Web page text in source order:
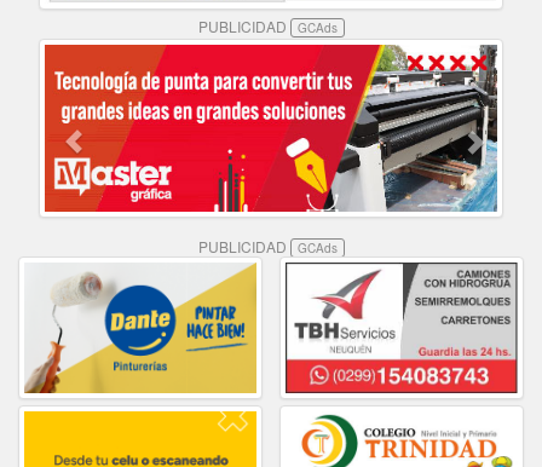
PUBLICIDAD GCAds
PUBLICIDAD GCAds